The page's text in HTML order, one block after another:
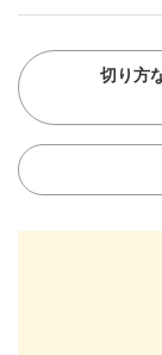
切り方